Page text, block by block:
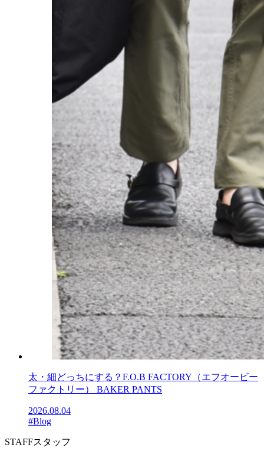
太・細どっちにする？F.O.B FACTORY（エフオービー
ファクトリー） BAKER PANTS
2026.08.04
#Blog
STAFFスタッフ